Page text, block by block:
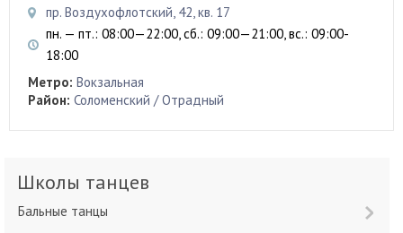
пр. Воздухофлотский, 42, кв. 17
пн. — пт.: 08:00—22:00, сб.: 09:00—21:00, вс.: 09:00-
18:00
Метро: Вокзальная
Район: Соломенский / Отрадный
Школы танцев
Бальные танцы